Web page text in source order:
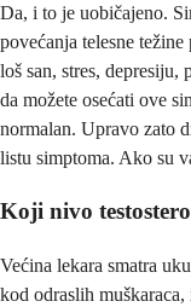
Da, i to je uobičajeno.
povećanja telesne
loš san, stres, depresiju,
da možete osećati ove
normalan. Upravo zato
listu simptoma. Ako su
Koji nivo
Većina lekara smatra
kod odraslih